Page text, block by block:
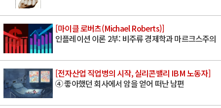
[마이클 로버츠(Michael Roberts)]
인플레이션 이론 2부: 비주류 경제학과 마르크스주의
[전자산업 직업병의 시작, 실리콘밸리 IBM 노동자]
④ 좋아했던 회사에서 암을 얻어 떠난 남편